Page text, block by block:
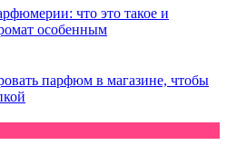
что это такое и
особенным
парфюм в магазине, чтобы